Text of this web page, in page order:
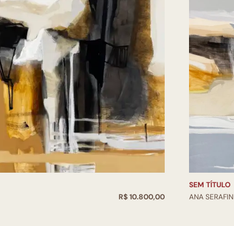
R$ 10.800,00
SEM TÍTULO
ANA SERAFIN